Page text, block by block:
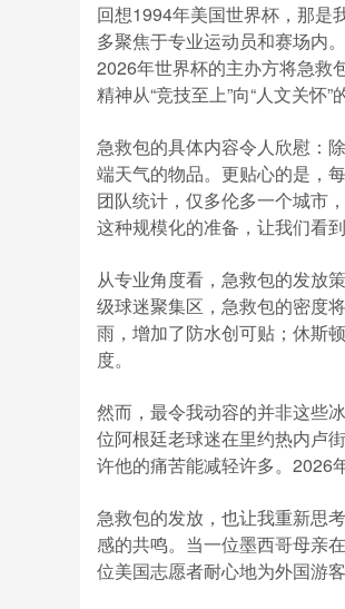
回想1994年美国世界杯，那是
多聚焦于专业运动员和赛场内
2026年世界杯的主办方将急救
精神从“竞技至上”向“人文关怀”
急救包的具体内容令人欣慰：
端天气的物品。更贴心的是，
团队统计，仅多伦多一个城市
这种规模化的准备，让我们看
从专业角度看，急救包的发放
级球迷聚集区，急救包的密度
雨，增加了防水创可贴；休斯
度。
然而，最令我动容的并非这些
位阿根廷老球迷在里约热内卢
许他的痛苦能减轻许多。2026
急救包的发放，也让我重新思
感的共鸣。当一位墨西哥母亲
位美国志愿者耐心地为外国游